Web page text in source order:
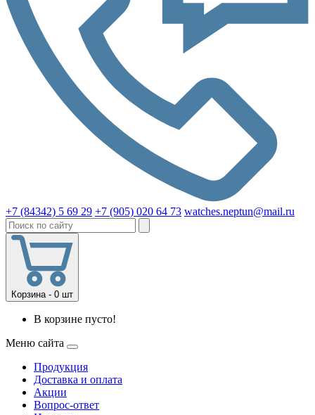
+7 (84342) 5 69 29 +7 (905) 020 64 73 watches.neptun@mail.ru
Корзина - 0 шт
В корзине пусто!
Меню сайта
Продукция
Доставка и оплата
Акции
Вопрос-ответ